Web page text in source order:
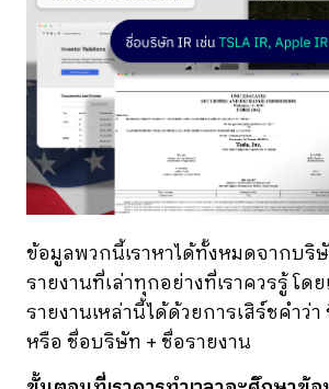
ข้อมูลพวกนี้เราหาได้ทั้งหมดจากบริ
รายงานที่เล่าทุกอย่างที่เราควรรู้ โด
รายงานเหล่านี้ได้ด้วยการเสิร์ชคำว่
หรือ ชื่อบริษัท + ชื่อรายงาน